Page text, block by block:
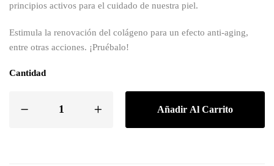
principios activos para el cuidado de nuestra piel.
Estimula la renovación del colágeno para un efecto anti-aging,
entre otras acciones. ¡Pruébalo!
Cantidad
Añadir Al Carrito